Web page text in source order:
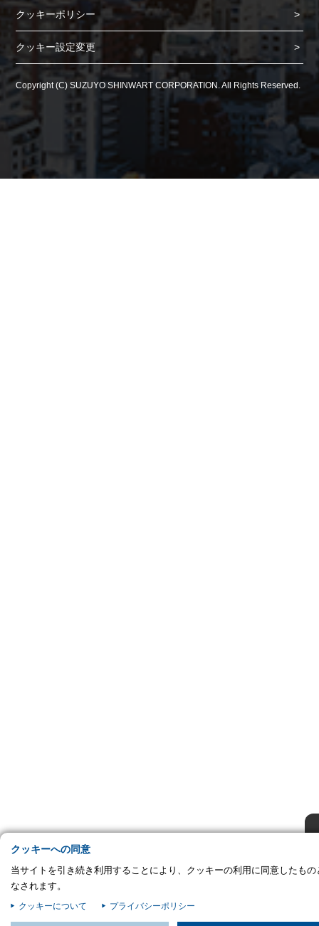
クッキーポリシー
クッキー設定変更
Copyright (C) SUZUYO SHINWART CORPORATION. All Rights Reserved.
クッキーへの同意
当サイトを引き続き利用することにより、クッキーの利用に同意したもの
なされます。
クッキーについて プライバシーポリシー
パフォーマンス Cookie
ターゲティング Cookie
この設定で保存する